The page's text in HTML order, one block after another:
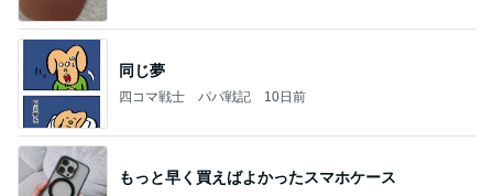
同じ夢
四コマ戦士 パパ戦記 10日前
もっと早く買えばよかったスマホケース